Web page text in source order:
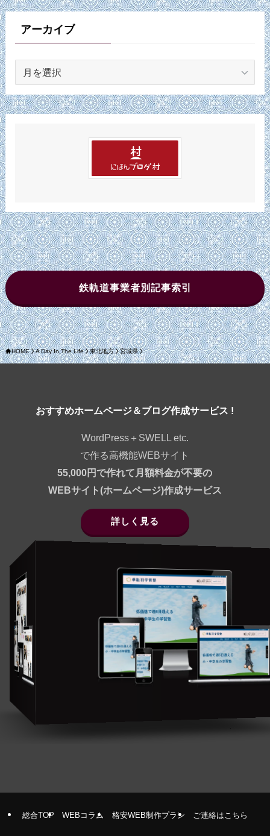
リ
ーアーカイブ
カ
イ
鉄軌道事業者別記事索引
HOME A Day In The Life 東北地方 宮城県
おすすめホームページ＆ブログ作成サービス !
WordPress＋SWELL etc.
で作る高機能WEBサイト
55,000円で作れて月額料金が不要の
WEBサイト(ホームページ)作成サービス
詳しく見る
総合TOP WEBコラム 格安WEB制作プラン ご連絡はこちら